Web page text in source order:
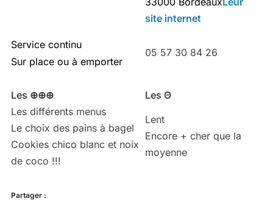
Service continu
Sur place ou à emporter
site internet
05 57 30 84 26
Les ⊕⊕⊕
Les Θ
Les différents menus
Le choix des pains à bagel
Cookies chico blanc et noix
de coco !!!
Lent
Encore + cher que la
moyenne
Partager :